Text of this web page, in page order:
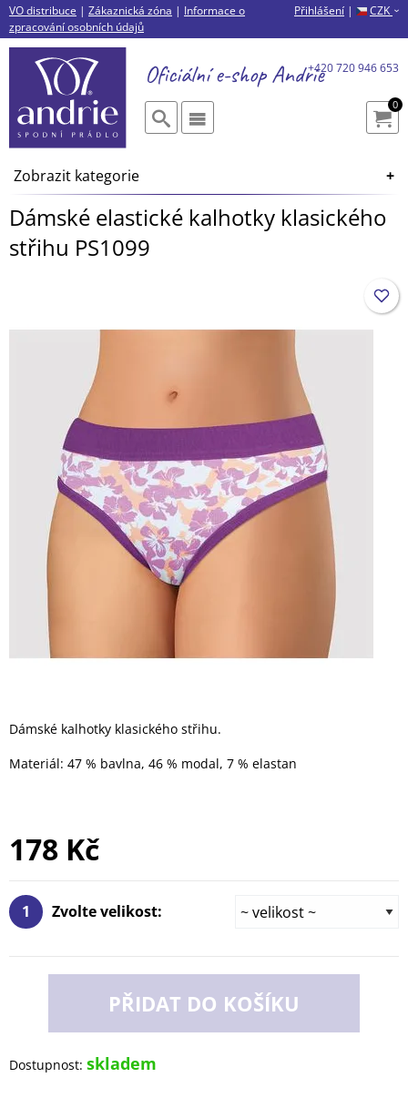
Přihlášení | CZK ›
VO distribuce | Zákaznická zóna | Informace o
zpracování osobních údajů
Oficiální e-shopAndrie
0
+420 720 946 653
Zobrazit kategorie
Dámské elastické kalhotky klasického
střihu PS1099
Dámské kalhotky klasického střihu.
Materiál: 47 % bavlna, 46 % modal, 7 % elastan
178 Kč
1 Zvolte velikost:
PŘIDAT DO KOŠÍKU
Dostupnost: skladem